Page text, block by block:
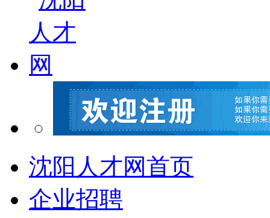
沈阳人才网首页
企业招聘